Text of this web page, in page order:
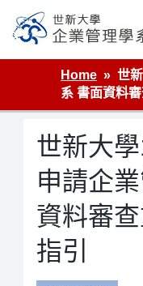
content
世新大學企業管理學系
Home
世
系 書面資料
世新大
申請企
資料審
指引